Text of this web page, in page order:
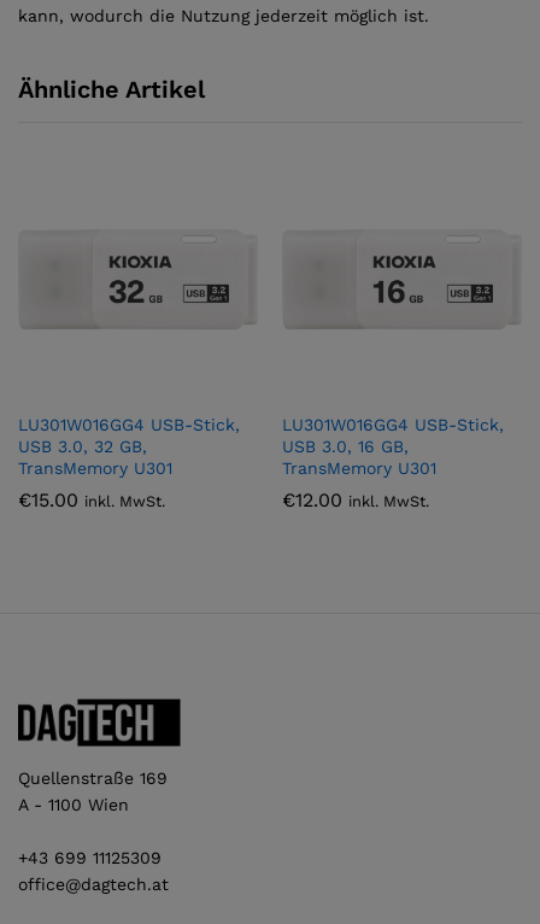
kann, wodurch die Nutzung jederzeit möglich ist.
Ähnliche Artikel
LU301W016GG4 USB-Stick,
USB 3.0, 32 GB,
TransMemory U301
€15.00 inkl. MwSt.
LU301W016GG4 USB-Stick,
USB 3.0, 16 GB,
TransMemory U301
€12.00 inkl. MwSt.
Quellenstraße 169
A - 1100 Wien
+43 699 11125309
office@dagtech.at